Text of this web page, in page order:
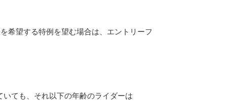
希望する特例を望む場合は、エントリーフ
ても、それ以下の年齢のライダーは